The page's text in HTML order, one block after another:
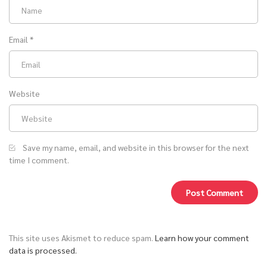
Email *
Website
Save my name, email, and website in this browser for the next
time I comment.
This site uses Akismet to reduce spam. Learn how your comment
data is processed.